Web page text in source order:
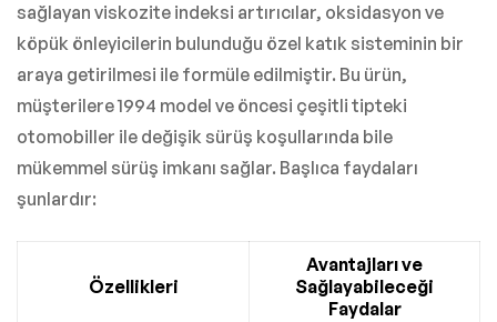
sağlayan viskozite indeksi artırıcılar, oksidasyon ve
köpük önleyicilerin bulunduğu özel katık sisteminin bir
araya getirilmesi ile formüle edilmiştir. Bu ürün,
müşterilere 1994 model ve öncesi çeşitli tipteki
otomobiller ile değişik sürüş koşullarında bile
mükemmel sürüş imkanı sağlar. Başlıca faydaları
şunlardır:
Özellikleri
Avantajları ve
Sağlayabileceği
Faydalar